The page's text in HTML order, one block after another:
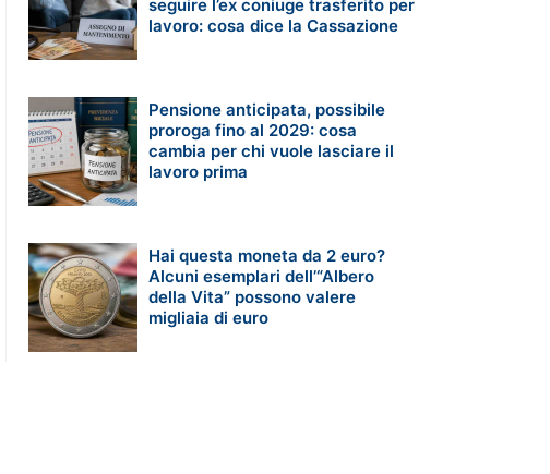
seguire l’ex coniuge trasferito per
lavoro: cosa dice la Cassazione
Pensione anticipata, possibile
proroga fino al 2029: cosa
cambia per chi vuole lasciare il
lavoro prima
Hai questa moneta da 2 euro?
Alcuni esemplari dell’“Albero
della Vita” possono valere
migliaia di euro